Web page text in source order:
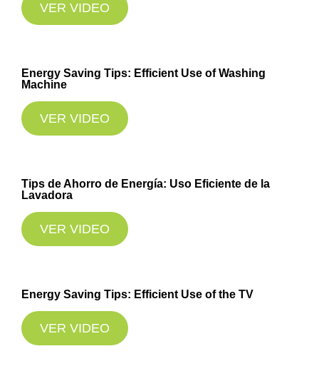
VER VIDEO
Energy Saving Tips: Efficient Use of Washing
Machine
VER VIDEO
Tips de Ahorro de Energía: Uso Eficiente de la
Lavadora
VER VIDEO
Energy Saving Tips: Efficient Use of the TV
VER VIDEO